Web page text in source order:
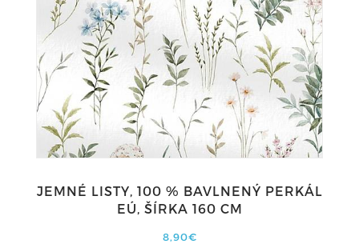
JEMNÉ LISTY, 100 % BAVLNENÝ PERKÁL
EÚ, ŠÍRKA 160 CM
8,90€